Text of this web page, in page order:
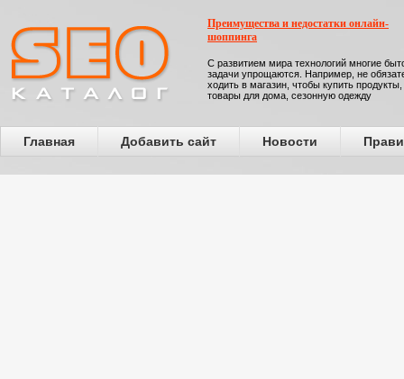
Преимущества и недостатки онлайн-
шоппинга
С развитием мира технологий многие
задачи упрощаются. Например, не
ходить в магазин, чтобы купить продукты,
товары для дома, сезонную одежду
Главная Добавить сайт Новости